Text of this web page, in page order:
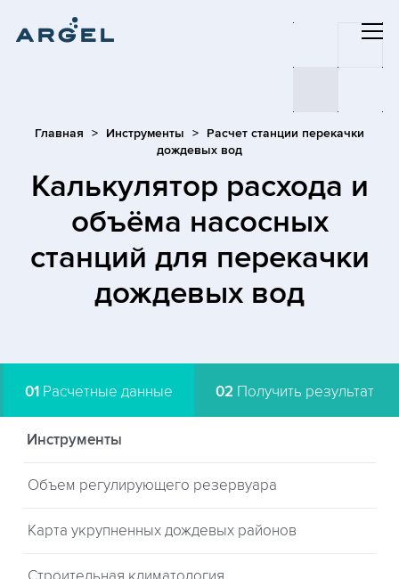
Главная Инструменты
Расчет станции перекачки
дождевых вод
Калькулятор расхода и
объёма насосных
станций для перекачки
дождевых вод
01 Расчетные данные 02 Получить результат
Инструменты
Объем регулирующего резервуара
Карта укрупненных дождевых районов